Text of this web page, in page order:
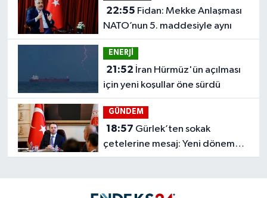
22:55
NATO’nun 5. maddesiyle aynı
ENERJİ
21:52
için yeni koşullar öne sürdü
GÜNDEM
18:57
çetelerine mesaj: Yeni dönem
başlıyor